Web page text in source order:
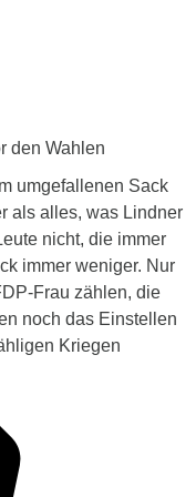
den Wahlen
umgefallenen Sack
als alles, was Lindner
nicht, die immer
immer weniger. Nur
Frau zählen, die
noch das Einstellen
Kriegen